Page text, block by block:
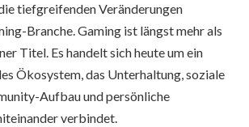
tiefgreifenden Veränderungen
Branche. Gaming ist längst mehr als
Titel. Es handelt sich heute um ein
Ökosystem, das Unterhaltung, soziale
Aufbau und persönliche
verbindet.